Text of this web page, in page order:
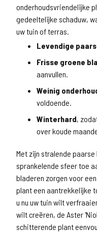
onderhoudsvriendelijke
gedeeltelijke schaduw,
uw tuin of terras.
Levendige
Frisse groene
aanvullen.
Weinig
voldoende.
Winterhard,
over koude
Met zijn stralende
sprankelende sfeer toe
bladeren zorgen voor
plant een aantrekkelijke
u nu uw tuin wilt
wilt creëren, de Aster
schitterende plant